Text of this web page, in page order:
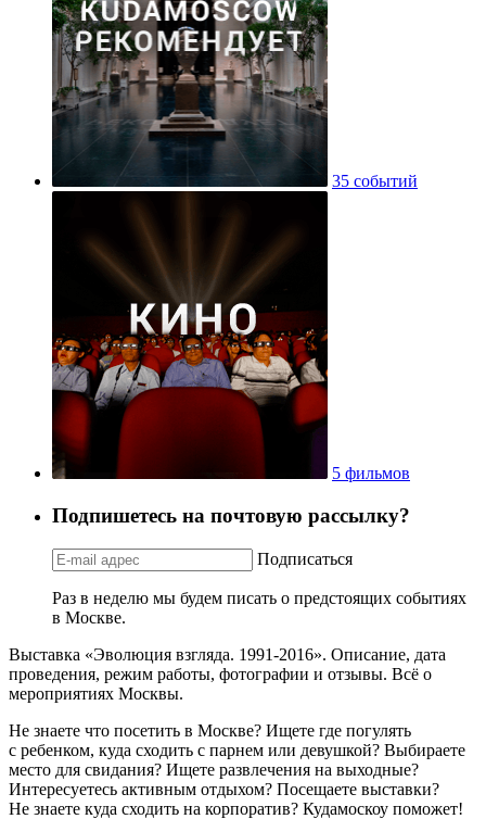
35 событий
5 фильмов
Подпишетесь на почтовую рассылку?
Подписаться
Раз в неделю мы будем писать о предстоящих событиях
в Москве.
Выставка «Эволюция взгляда. 1991-2016». Описание, дата
проведения, режим работы, фотографии и отзывы. Всё о
мероприятиях Москвы.
Не знаете что посетить в Москве? Ищете где погулять
с ребенком, куда сходить с парнем или девушкой? Выбираете
место для свидания? Ищете развлечения на выходные?
Интересуетесь активным отдыхом? Посещаете выставки?
Не знаете куда сходить на корпоратив? Кудамоскоу поможет!